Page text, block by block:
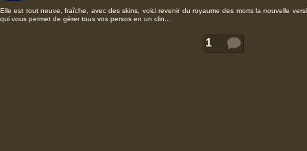
1
Elle est tout neuve, fraîche, avec des skins, voici revenir du royaume des morts la nouvelle
qui vous permet de gérer tous vos persos en un clin...